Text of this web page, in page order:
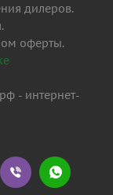
дилеров.
оферты.
- интернет-